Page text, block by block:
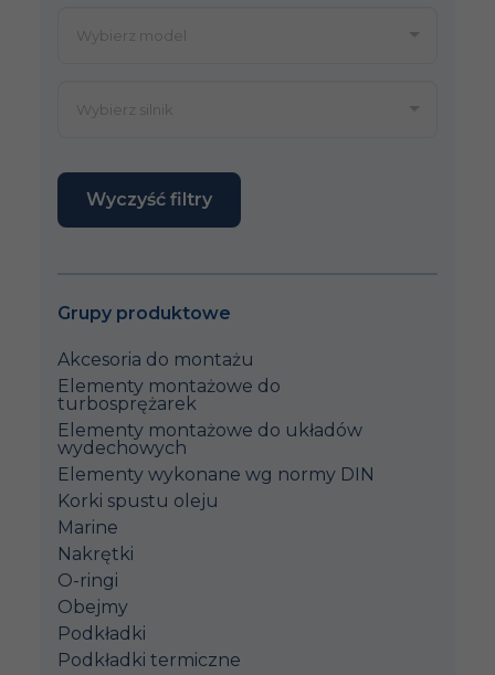
Wyczyść filtry
Grupy produktowe
Akcesoria do montażu
Elementy montażowe do
turbosprężarek
Elementy montażowe do układów
wydechowych
Elementy wykonane wg normy DIN
Korki spustu oleju
Marine
Nakrętki
O-ringi
Obejmy
Podkładki
Podkładki termiczne